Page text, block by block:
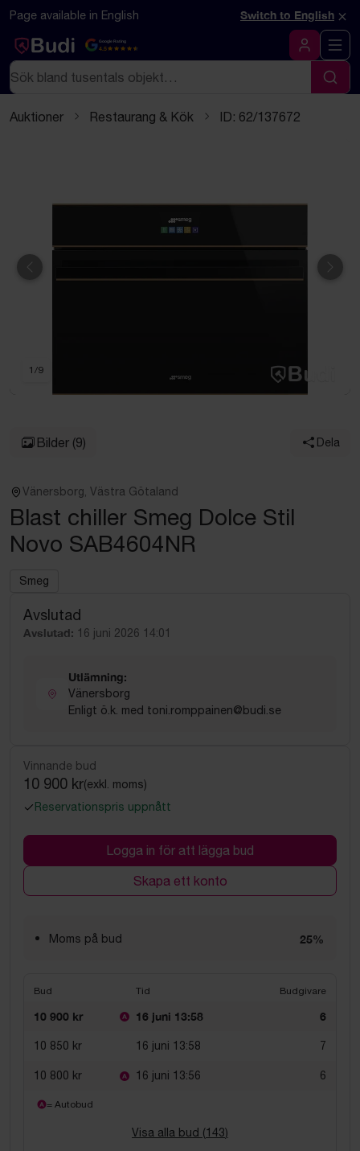
Hoppa till innehåll
Textbaserad (markdown) version av denna sida
Page available in English Switch to English ×
Google Rating
4.5
Logga in
Sök
Sök
Auktioner Restaurang & Kök ID: 62/137672
Föregående
1 /9
Bilder (9) Dela
Vänersborg, Västra Götaland
Blast chiller Smeg Dolce Stil
Novo SAB4604NR
Smeg
Avslutad
Avslutad: 16 juni 2026 14:01
Utlämning:
Vänersborg
Enligt ö.k. med toni.romppainen@budi.se
Vinnande bud
10 900 kr(exkl. moms)
Reservationspris uppnått
Logga in för att lägga bud
Skapa ett konto
Moms på bud 25%
Bud Tid Budgivare
10 900 kr 16 juni 13:58 6
10 850 kr 16 juni 13:58 7
10 800 kr 16 juni 13:56 6
= Autobud
Visa alla bud (143)